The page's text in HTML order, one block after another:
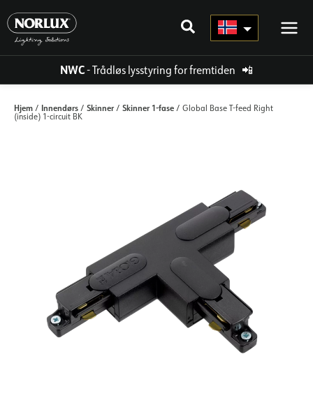
rett
innholdet
NWC- Trådløs lysstyring for fremtiden 📲
Hjem / Innendørs / Skinner/ Skinner 1-fase / Global Base T-feed Right
(inside) 1-circuit BK